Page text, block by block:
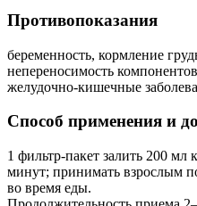
Противопоказания
беременность, кормление
непереносимость
желудочно-кишечные
Способ применения и
1 фильтр-пакет залить 200 мл
минут; принимать взрослым
во время еды.